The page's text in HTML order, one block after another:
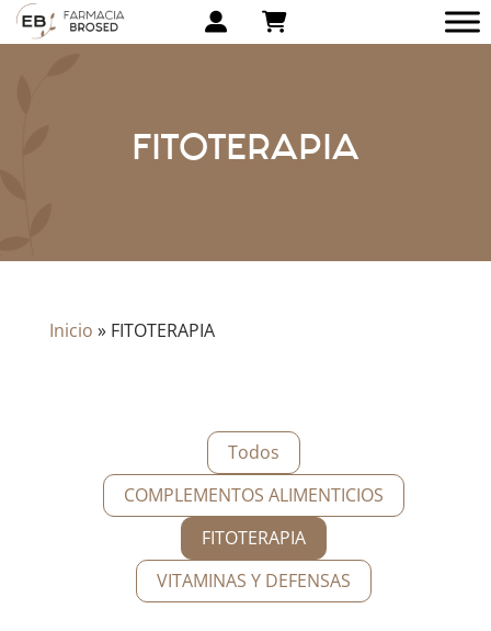
FITOTERAPIA
Inicio » FITOTERAPIA
Todos
COMPLEMENTOS ALIMENTICIOS
FITOTERAPIA
VITAMINAS Y DEFENSAS